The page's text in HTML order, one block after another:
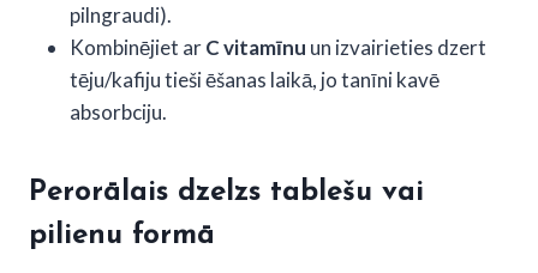
pilngraudi).
Kombinējiet arC vitamīnu un izvairieties dzert
tēju/kafiju tieši ēšanas laikā, jo tanīni kavē
absorbciju.
Perorālais dzelzs tablešu vai
pilienu formā